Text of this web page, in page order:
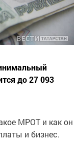
до 27 093
МРОТ и как он
и бизнес.